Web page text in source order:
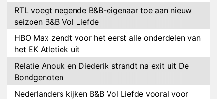
RTL voegt negende B&B-eigenaar toe aan nieuw
seizoen B&B Vol Liefde
HBO Max zendt voor het eerst alle onderdelen van
het EK Atletiek uit
Relatie Anouk en Diederik strandt na exit uit De
Bondgenoten
Nederlanders kijken B&B Vol Liefde vooral voor